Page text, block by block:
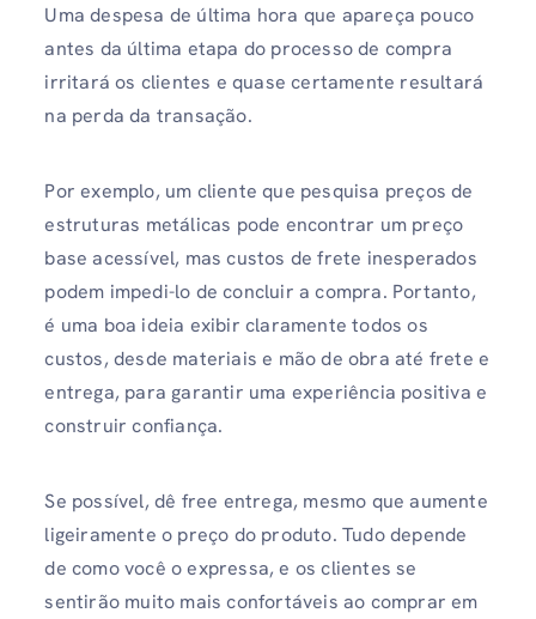
Uma despesa de última hora que apareça pouco
antes da última etapa do processo de compra
irritará os clientes e quase certamente resultará
na perda da transação.
Por exemplo, um cliente que pesquisa preços de
estruturas metálicas pode encontrar um preço
base acessível, mas custos de frete inesperados
podem impedi-lo de concluir a compra. Portanto,
é uma boa ideia exibir claramente todos os
custos, desde materiais e mão de obra até frete e
entrega, para garantir uma experiência positiva e
construir confiança.
Se possível, dê free entrega, mesmo que aumente
ligeiramente o preço do produto. Tudo depende
de como você o expressa, e os clientes se
sentirão muito mais confortáveis ​​ao comprar em